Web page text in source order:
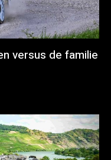
versus de familie